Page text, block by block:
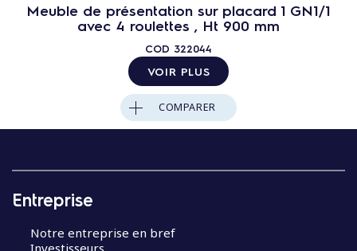
Meuble de présentation sur placard 1 GN1/1
avec 4 roulettes , Ht 900 mm
COD 322044
VOIR PLUS
COMPARER
Entreprise
Notre entreprise en bref
Investisseurs